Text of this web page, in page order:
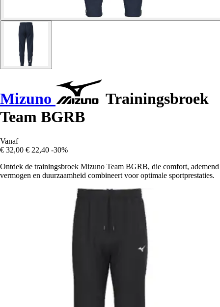
Mizuno
Trainingsbroek
Team BGRB
Vanaf
€ 32,00 € 22,40 -30%
Ontdek de trainingsbroek Mizuno Team BGRB, die comfort, ademend
vermogen en duurzaamheid combineert voor optimale sportprestaties.